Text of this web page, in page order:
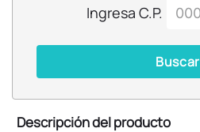
Ingresa C.P.
Buscar
Descripción del producto